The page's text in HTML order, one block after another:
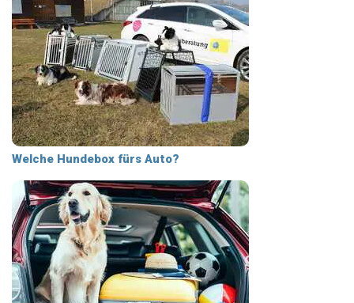
Welche Hundebox fürs Auto?